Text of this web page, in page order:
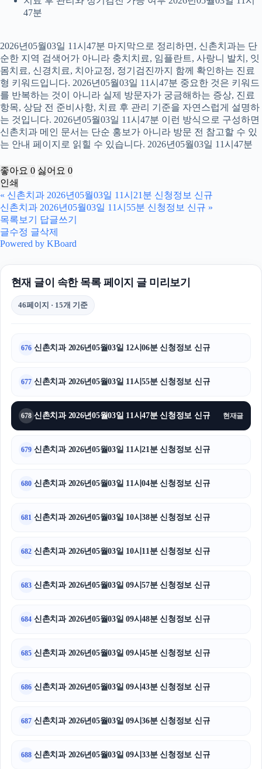
47분
2026년05월03일 11시47분 마지막으로 정리하면, 신촌치과는 단
순한 지역 검색어가 아니라 충치치료, 임플란트, 사랑니 발치, 잇
몸치료, 신경치료, 치아교정, 정기검진까지 함께 확인하는 진료
형 키워드입니다. 2026년05월03일 11시47분 중요한 것은 키워드
를 반복하는 것이 아니라 실제 방문자가 궁금해하는 증상, 진료
항목, 상담 전 준비사항, 치료 후 관리 기준을 자연스럽게 설명하
는 것입니다. 2026년05월03일 11시47분 이런 방식으로 구성하면
신촌치과 메인 문서는 단순 홍보가 아니라 방문 전 참고할 수 있
는 안내 페이지로 읽힐 수 있습니다. 2026년05월03일 11시47분
좋아요 0 싫어요 0
인쇄
« 신촌치과 2026년05월03일 11시21분 신청정보 신규
신촌치과 2026년05월03일 11시55분 신청정보 신규 »
목록보기
답글쓰기
글수정 글삭제
Powered by KBoard
현재 글이 속한 목록 페이지 글 미리보기
46페이지 · 15개 기준
676 신촌치과 2026년05월03일 12시06분 신청정보 신규
677 신촌치과 2026년05월03일 11시55분 신청정보 신규
678 신촌치과 2026년05월03일 11시47분 신청정보 신규 현재글
679 신촌치과 2026년05월03일 11시21분 신청정보 신규
680 신촌치과 2026년05월03일 11시04분 신청정보 신규
681 신촌치과 2026년05월03일 10시38분 신청정보 신규
682 신촌치과 2026년05월03일 10시11분 신청정보 신규
683 신촌치과 2026년05월03일 09시57분 신청정보 신규
684 신촌치과 2026년05월03일 09시48분 신청정보 신규
685 신촌치과 2026년05월03일 09시45분 신청정보 신규
686 신촌치과 2026년05월03일 09시43분 신청정보 신규
687 신촌치과 2026년05월03일 09시36분 신청정보 신규
688 신촌치과 2026년05월03일 09시33분 신청정보 신규